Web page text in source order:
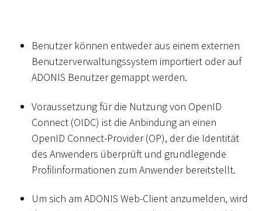
Benutzer können entweder aus einem externen
Benutzerverwaltungssystem importiert oder auf
ADONIS Benutzer gemappt werden.
Voraussetzung für die Nutzung von OpenID
Connect (OIDC) ist die Anbindung an einen
OpenID Connect-Provider (OP), der die Identität
des Anwenders überprüft und grundlegende
Profilinformationen zum Anwender bereitstellt.
Um sich am ADONIS Web-Client anzumelden, wird